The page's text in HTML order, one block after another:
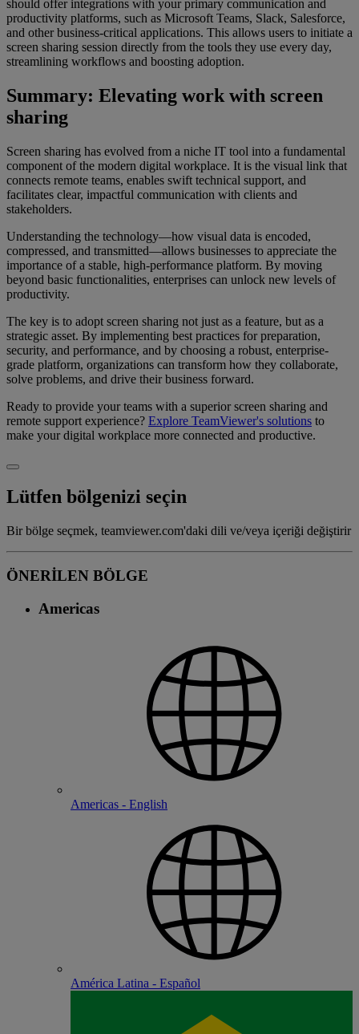
should offer integrations with your primary communication and
productivity platforms, such as Microsoft Teams, Slack, Salesforce,
and other business-critical applications. This allows users to initiate a
screen sharing session directly from the tools they use every day,
streamlining workflows and boosting adoption.
Summary: Elevating work with screen
sharing
Screen sharing has evolved from a niche IT tool into a fundamental
component of the modern digital workplace. It is the visual link that
connects remote teams, enables swift technical support, and
facilitates clear, impactful communication with clients and
stakeholders.
Understanding the technology—how visual data is encoded,
compressed, and transmitted—allows businesses to appreciate the
importance of a stable, high-performance platform. By moving
beyond basic functionalities, enterprises can unlock new levels of
productivity.
The key is to adopt screen sharing not just as a feature, but as a
strategic asset. By implementing best practices for preparation,
security, and performance, and by choosing a robust, enterprise-
grade platform, organizations can transform how they collaborate,
solve problems, and drive their business forward.
Ready to provide your teams with a superior screen sharing and
remote support experience? Explore TeamViewer's solutions to
make your digital workplace more connected and productive.
Lütfen bölgenizi seçin
Bir bölge seçmek, teamviewer.com'daki dili ve/veya içeriği değiştirir
ÖNERİLEN BÖLGE
Americas
Americas - English
América Latina - Español